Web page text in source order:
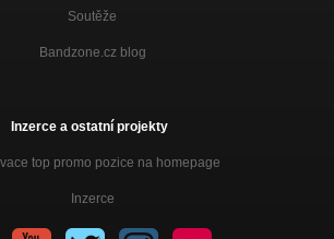
Soutěže
Bandzone.cz blog
Inzerce a ostatní projekty
top promo pozice na homepage
Inzerce